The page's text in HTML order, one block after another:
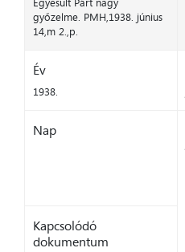
győzelme. PMH,1938. június
14,m 2.,p.
Év
1938.
Nap
Kapcsolódó
dokumentum